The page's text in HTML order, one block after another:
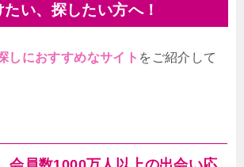
い、探したい方へ！
しにおすすめなサイト をご紹介して